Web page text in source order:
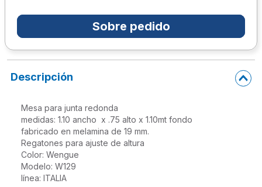
Sobre pedido
Descripción
Mesa para junta redonda
medidas: 1.10 ancho  x .75 alto x 1.10mt fondo
fabricado en melamina de 19 mm.
Regatones para ajuste de altura
Color: Wengue
Modelo: W129
8
10. lapiz